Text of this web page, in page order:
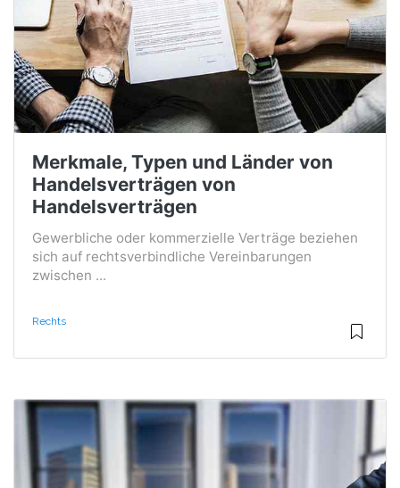
Merkmale, Typen und Länder von
Handelsverträgen von
Handelsverträgen
Gewerbliche oder kommerzielle Verträge beziehen
sich auf rechtsverbindliche Vereinbarungen
zwischen ...
Rechts